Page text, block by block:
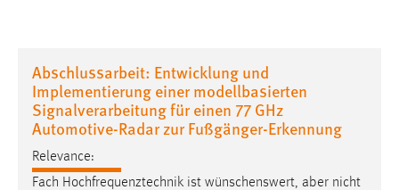
Abschlussarbeit: Entwicklung und
Implementierung einer modellbasierten
Signalverarbeitung für einen 77 GHz
Automotive-Radar zur Fußgänger-Erkennung
Relevance:
Fach Hochfrequenztechnik ist wünschenswert, aber nicht